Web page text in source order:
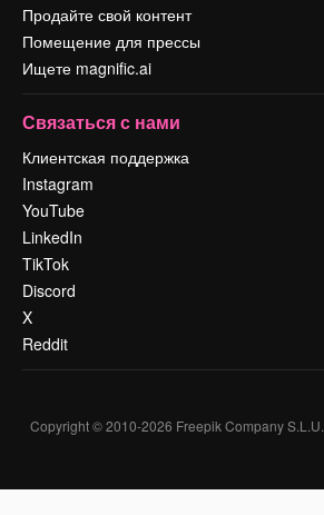
Продайте свой контент
Помещение для прессы
Ищете magnific.ai
Связаться с нами
Клиентская поддержка
Instagram
YouTube
LinkedIn
TikTok
Discord
X
Reddit
Copyright © 2010-2026 Freepik Company S.L.U.